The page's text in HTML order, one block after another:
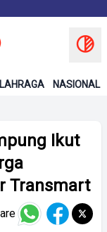
NASIONAL
Ikut
Transmart